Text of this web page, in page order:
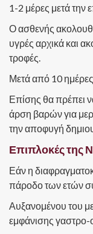
1-2 μέρες μετά την
Ο ασθενής
υγρές αρχικά και
τροφές.
Μετά από 10
Επίσης θα πρέπει
άρση βαρών για
την αποφυγή
Επιπλοκές της
Εάν η
πάροδο των ετών
Αυξανομένου του
εμφάνισης γαστρο-